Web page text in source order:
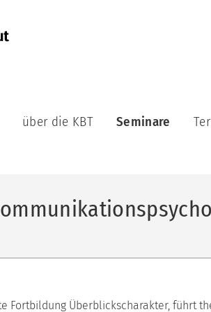
über die KBT
Aufbau
individuelle
Seminare
für
Training
Intervention
Fortbildung Überblickscharakter, führt